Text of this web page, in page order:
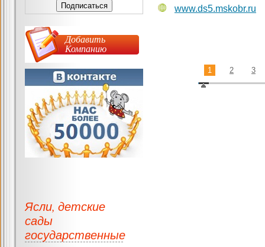
www.ds5.mskobr.ru
1 2 3
Добавить
Компанию
Ясли, детские
сады
государственные